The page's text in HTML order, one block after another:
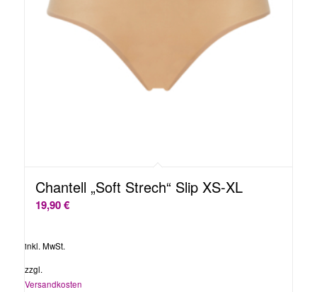
Chantell „Soft Strech“ Slip XS-XL
19,90€
inkl. MwSt.
zzgl.
Versandkosten